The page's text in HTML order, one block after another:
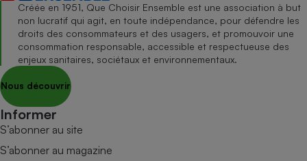
Créée en 1951, Que Choisir Ensemble est une association à but
non lucratif qui agit, en toute indépendance, pour défendre les
droits des consommateurs et des usagers, et promouvoir une
consommation responsable, accessible et respectueuse des
enjeux sanitaires, sociétaux et environnementaux.
Nous découvrir
Informer
S’abonner au site
S’abonner au magazine